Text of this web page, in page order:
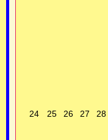
24 25 26 27 28